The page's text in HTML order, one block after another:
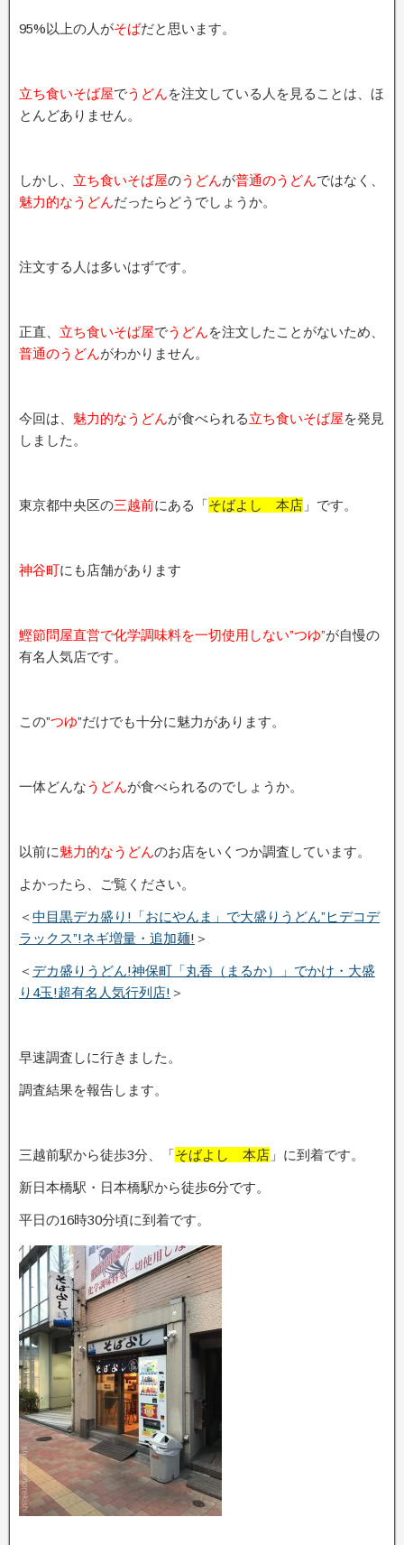
95%以上の人がそばだと思います。
立ち食いそば屋でうどんを注文している人を見ることは、ほ
とんどありません。
しかし、 立ち食いそば屋のうどんが普通のうどんではなく、
魅力的なうどんだったらどうでしょうか。
注文する人は多いはずです。
正直、 立ち食いそば屋でうどんを注文したことがないため、
普通のうどんがわかりません。
今回は、 魅力的なうどんが食べられる立ち食いそば屋を発見
しました。
東京都中央区の三越前にある「そばよし 本店 」です。
神谷町にも店舗があります
鰹節問屋直営で化学調味料を一切使用しない”つゆ”が自慢の
有名人気店です。
この”つゆ”だけでも十分に魅力があります。
一体どんなうどんが食べられるのでしょうか。
以前に魅力的なうどんのお店をいくつか調査しています。
よかったら、ご覧ください。
＜中目黒デカ盛り!「おにやんま」で大盛りうどん”ヒデコデ
ラックス”!ネギ増量・追加麺! ＞
＜ デカ盛りうどん!神保町「丸香（まるか）」でかけ・大盛
り4玉!超有名人気行列店! ＞
早速調査しに行きました。
調査結果を報告します。
三越前駅から徒歩3分、「そばよし 本店 」に到着です。
新日本橋駅・日本橋駅から徒歩6分です。
平日の16時30分頃に到着です。